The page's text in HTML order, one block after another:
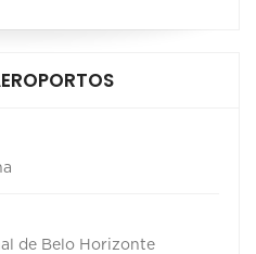
de Belo Horizonte